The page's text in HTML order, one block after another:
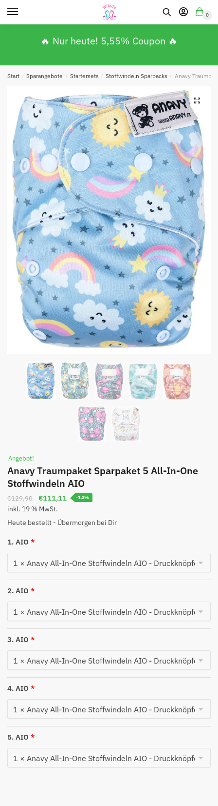
0
🔥 Nur heute! 5,55% Coupon 🔥
Start / Sparangebote / Startersets / Stoffwindeln Sparpacks / Anavy
🔍
Angebot!
Anavy Traumpaket Sparpaket 5 All-In-One
Stoffwindeln AIO
€129,90 €111,11 -14%
inkl. 19 % MwSt.
Heute bestellt - Übermorgen bei Dir
1. AIO
2. AIO
3. AIO
4. AIO
5. AIO
Absenden